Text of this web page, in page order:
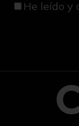
He leído y